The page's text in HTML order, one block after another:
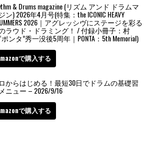
& Drums magazine (リズム アンド ドラムマ
ン) 2026年4月号(特集：the ICONIC HEAVY
2026｜アグレッシヴにステージを彩る
ラウド・ドラミング！ / 付録小冊子：村
ポンタ”秀一没後5周年｜PONTA：5th Memorial)
で購入する
からはじめる！最短30日でドラムの基礎習
ニュー – 2026/9/16
で購入する